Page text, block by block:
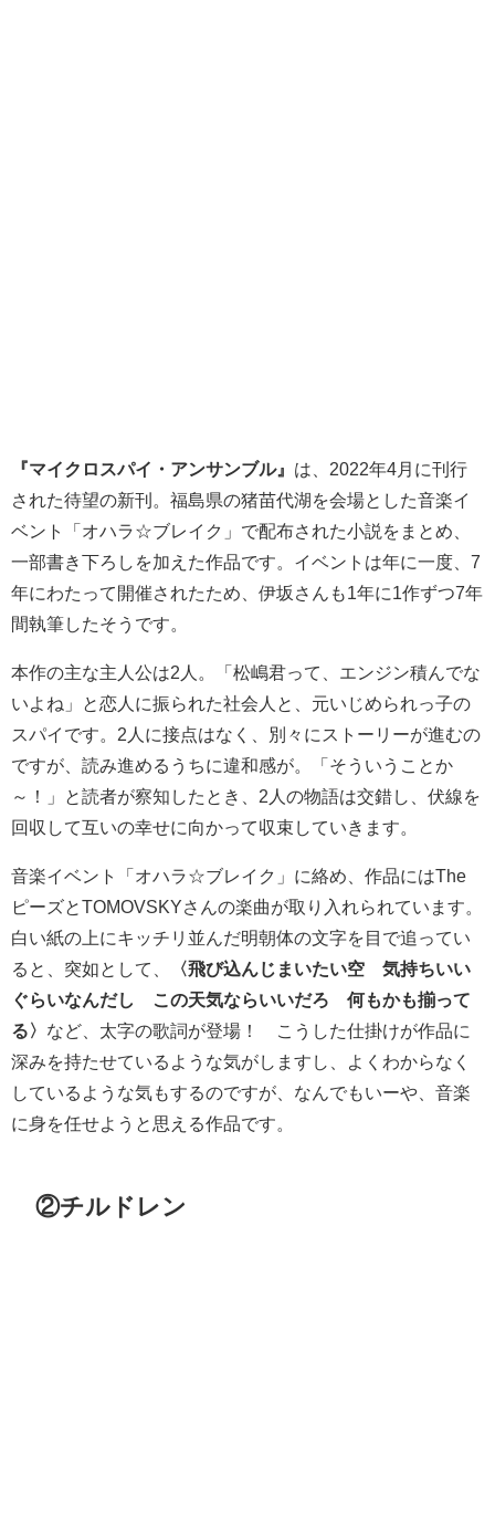
『マイクロスパイ・アンサンブル』 は、2022年4月に刊行
された待望の新刊。福島県の猪苗代湖を会場とした音楽イ
ベント「オハラ☆ブレイク」で配布された小説をまとめ、
一部書き下ろしを加えた作品です。イベントは年に一度、7
年にわたって開催されたため、伊坂さんも1年に1作ずつ7年
間執筆したそうです。
本作の主な主人公は2人。「松嶋君って、エンジン積んでな
いよね」と恋人に振られた社会人と、元いじめられっ子の
スパイです。2人に接点はなく、別々にストーリーが進むの
ですが、読み進めるうちに違和感が。「そういうことか
～！」と読者が察知したとき、2人の物語は交錯し、伏線を
回収して互いの幸せに向かって収束していきます。
音楽イベント「オハラ☆ブレイク」に絡め、作品にはThe
ピーズとTOMOVSKYさんの楽曲が取り入れられています。
白い紙の上にキッチリ並んだ明朝体の文字を目で追ってい
ると、突如として、
〈飛び込んじまいたい空 気持ちいい
ぐらいなんだし この天気ならいいだろ 何もかも揃って
る〉 など、太字の歌詞が登場！ こうした仕掛けが作品に
深みを持たせているような気がしますし、よくわからなく
しているような気もするのですが、なんでもいーや、音楽
に身を任せようと思える作品です。
②チルドレン